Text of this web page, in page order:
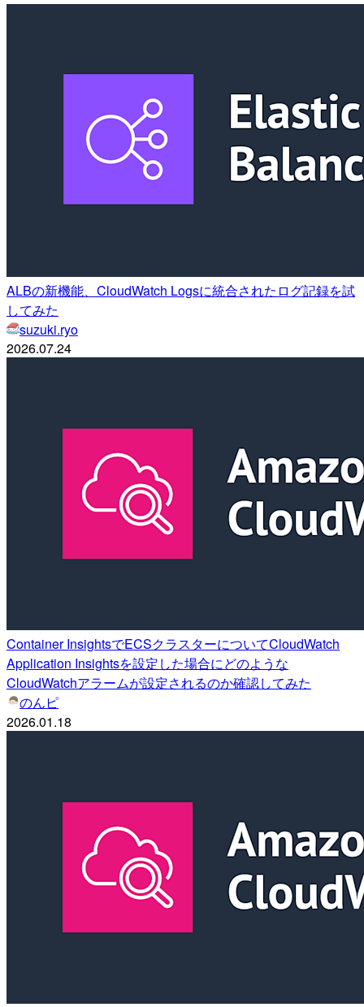
ALBの新機能、CloudWatch Logsに統合されたログ記録を試
してみた
suzuki.ryo
2026.07.24
Container InsightsでECSクラスターについてCloudWatch
Application Insightsを設定した場合にどのような
CloudWatchアラームが設定されるのか確認してみた
のんピ
2026.01.18